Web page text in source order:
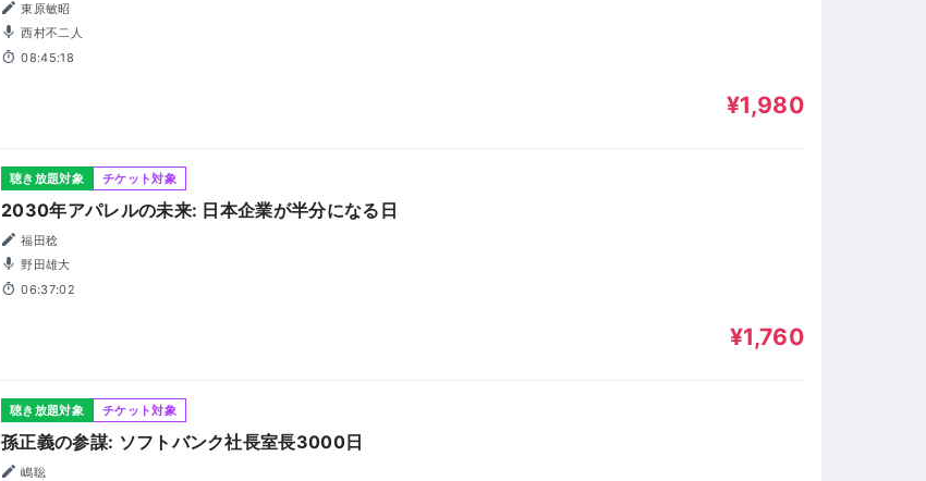
東原敏昭
西村不二人
08:45:18
¥1,980
聴き放題対象 チケット対象
2030年アパレルの未来: 日本企業が半分になる日
福田稔
野田雄大
06:37:02
¥1,760
聴き放題対象 チケット対象
孫正義の参謀: ソフトバンク社長室長3000日
嶋聡